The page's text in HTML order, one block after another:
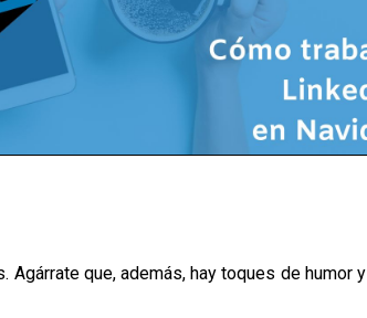
que, además, hay toques de humor y